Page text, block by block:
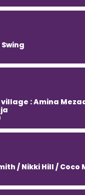
village : Amina
/ Nikki Hill / Coco